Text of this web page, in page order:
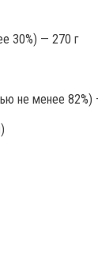
30%) — 270 г
не менее 82%)